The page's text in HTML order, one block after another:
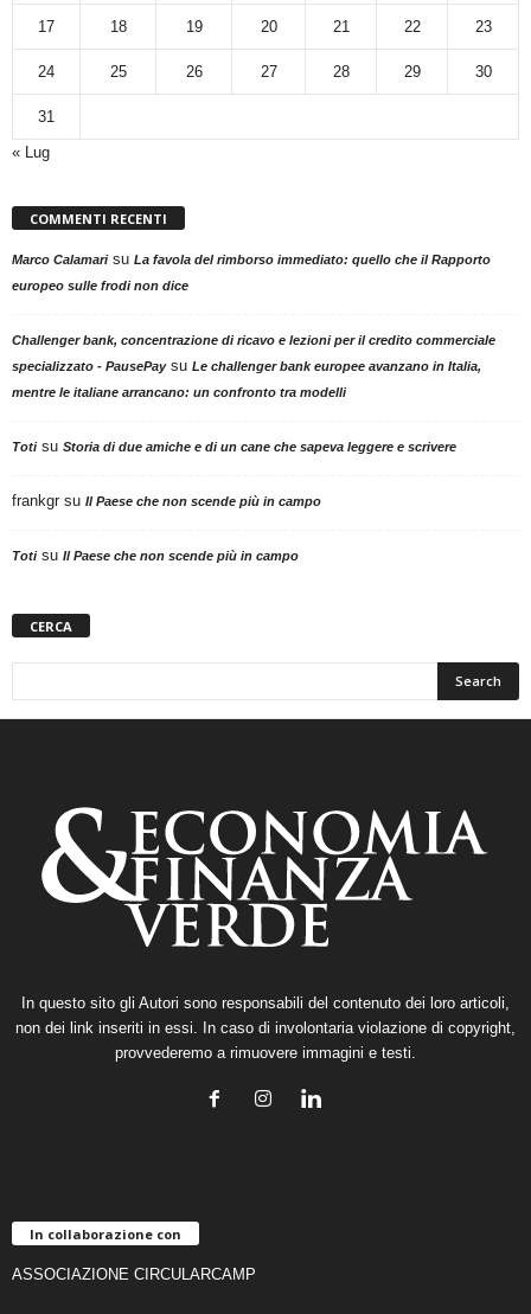
17 18 19 20 21 22 23
24 25 26 27 28 29 30
31
« Lug
COMMENTI RECENTI
Marco Calamarisu La favola del rimborso immediato: quello che il Rapporto
europeo sulle frodi non dice
Challenger bank, concentrazione di ricavo e lezioni per il credito commerciale
specializzato - PausePaysu Le challenger bank europee avanzano in Italia,
mentre le italiane arrancano: un confronto tra modelli
Totisu Storia di due amiche e di un cane che sapeva leggere e scrivere
frankgr su Il Paese che non scende più in campo
Totisu Il Paese che non scende più in campo
CERCA
In questo sito gli Autori sono responsabili del contenuto dei loro articoli,
non dei link inseriti in essi. In caso di involontaria violazione di copyright,
provvederemo a rimuovere immagini e testi.
In collaborazione con
ASSOCIAZIONE CIRCULARCAMP